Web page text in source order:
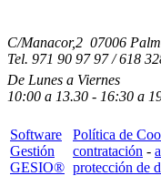
C/Manacor,2 07006
Tel. 971 90 97 97 / 618
De Lunes a Viernes
10:00 a 13.30 - 16:30 a
Software
Gestión
GESIO®
Política de
contratación -
protección de